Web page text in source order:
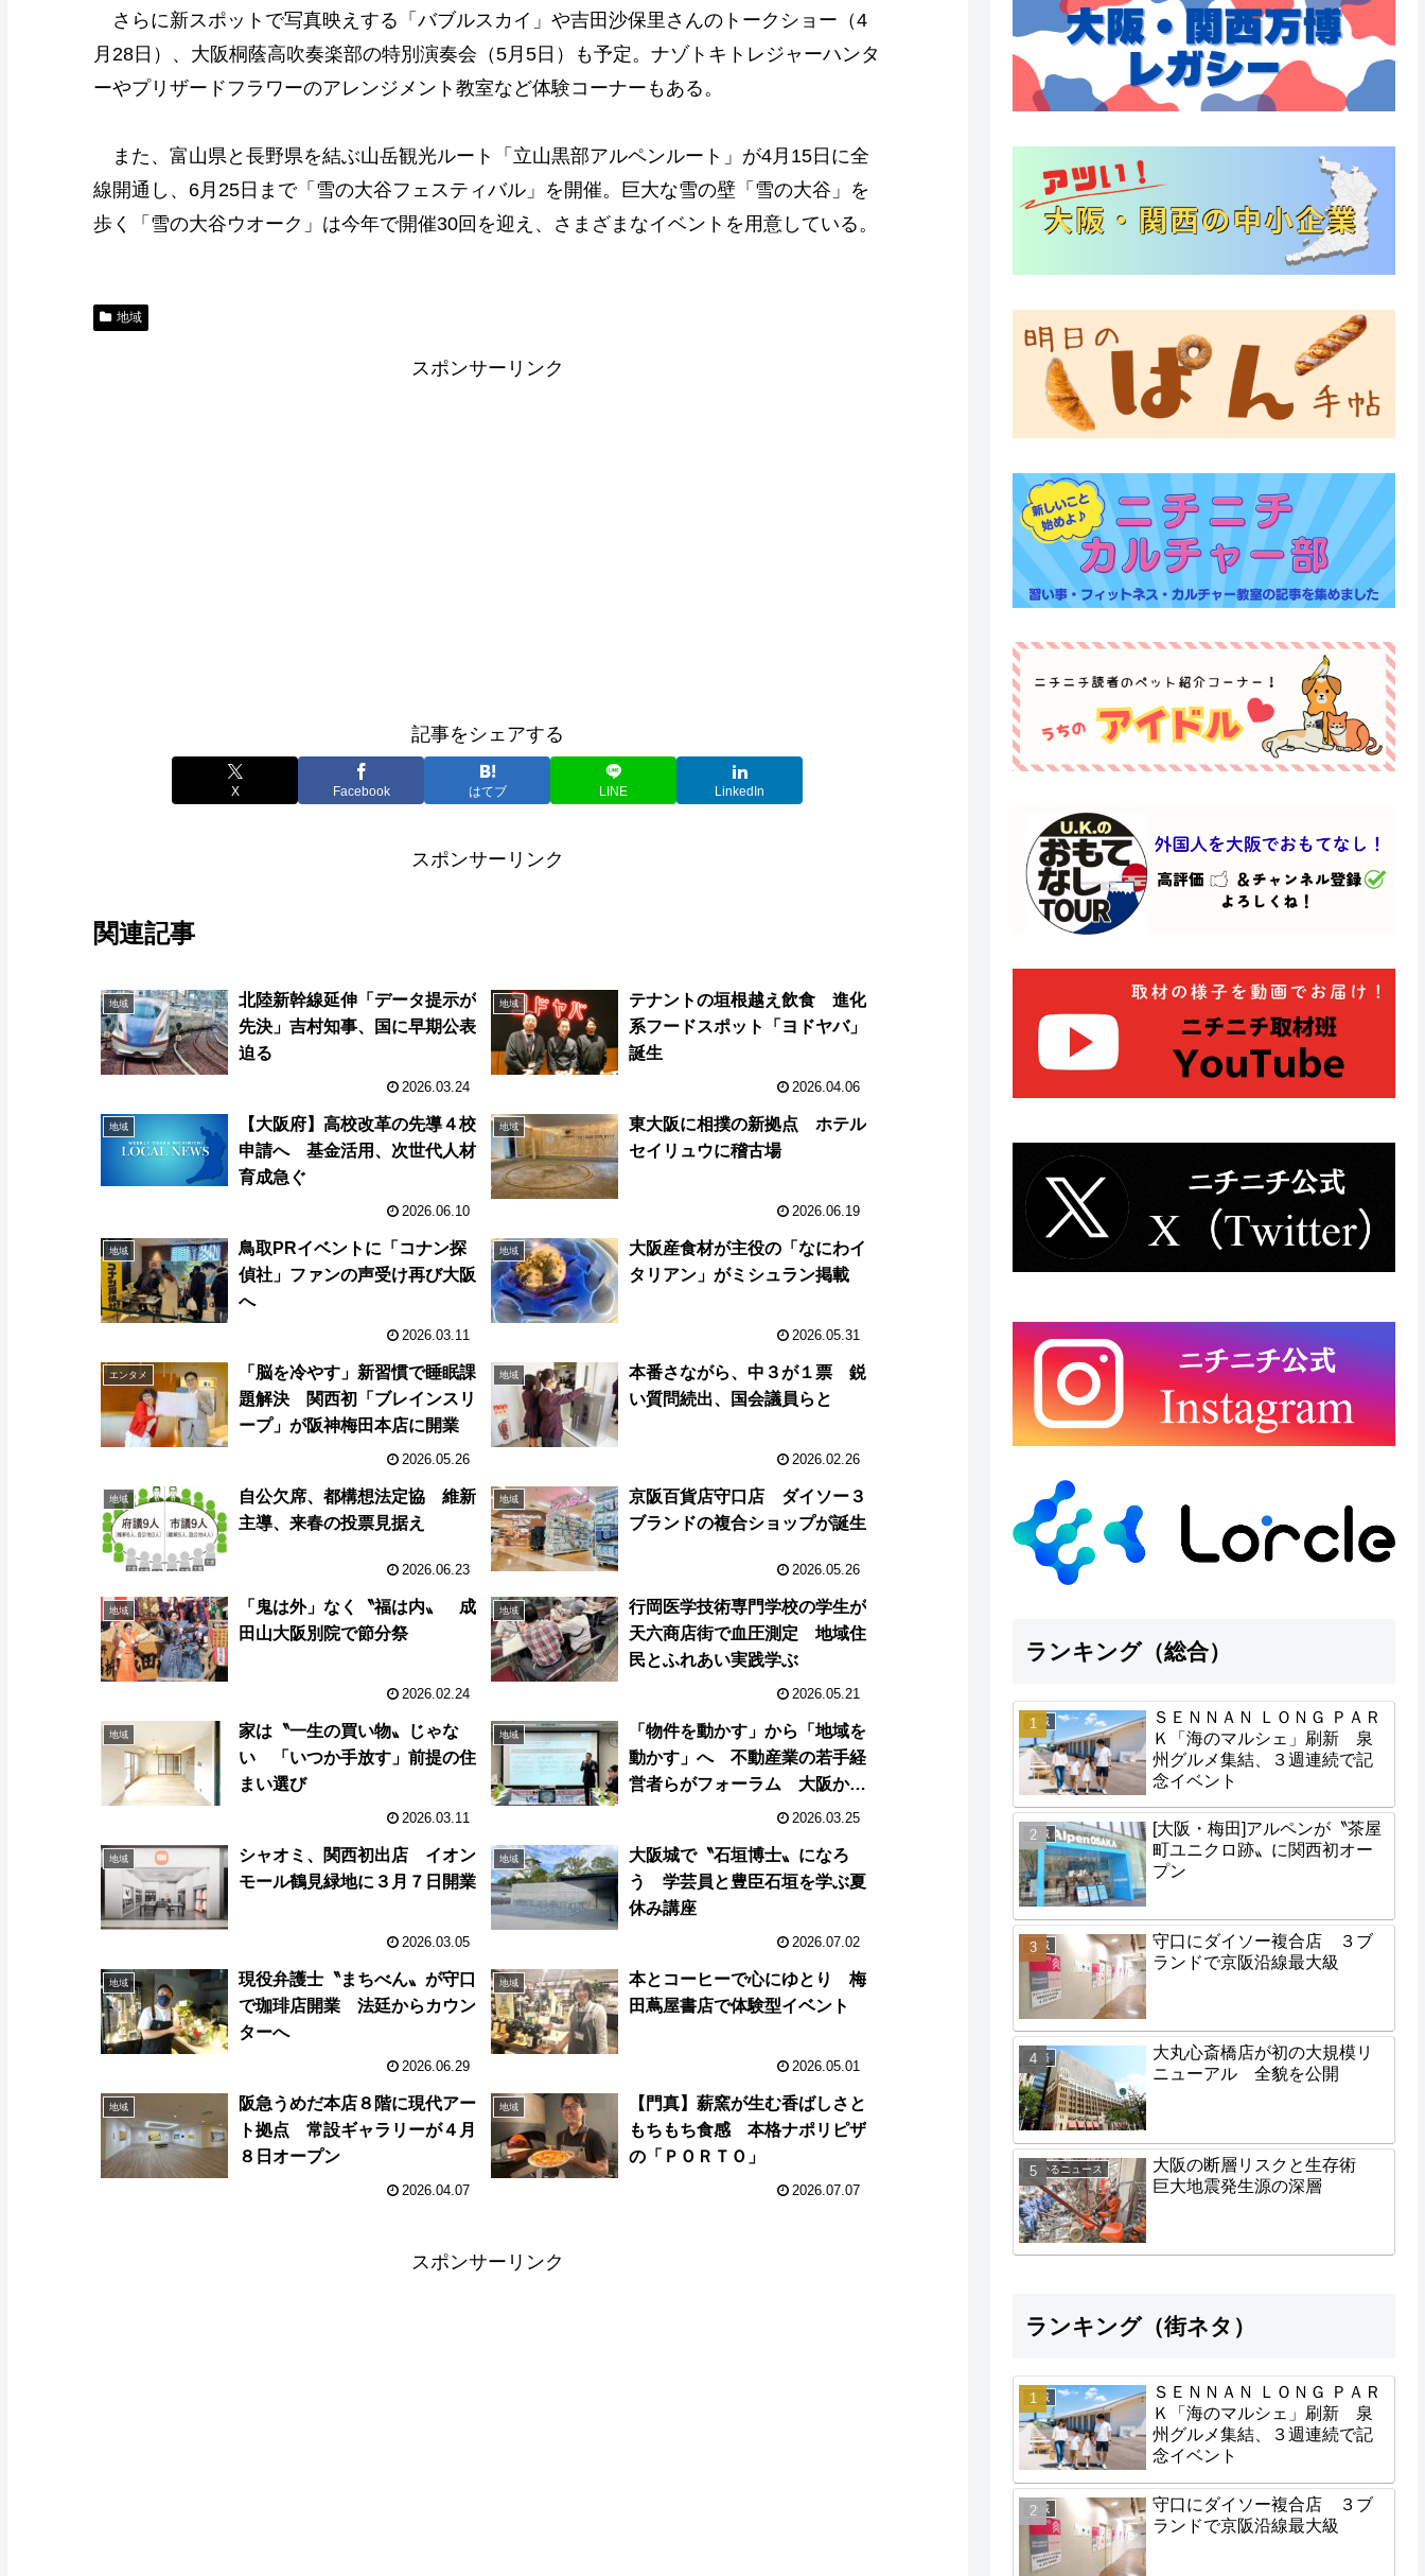
さらに新スポットで写真映えする「バブルスカイ」や吉田沙保里さんのトークショー（4
月28日）、大阪桐蔭高吹奏楽部の特別演奏会（5月5日）も予定。ナゾトキトレジャーハンタ
ーやプリザードフラワーのアレンジメント教室など体験コーナーもある。
また、富山県と長野県を結ぶ山岳観光ルート「立山黒部アルペンルート」が4月15日に全
線開通し、6月25日まで「雪の大谷フェスティバル」を開催。巨大な雪の壁「雪の大谷」を
歩く「雪の大谷ウオーク」は今年で開催30回を迎え、さまざまなイベントを用意している。
地域
スポンサーリンク
記事をシェアする
X Facebook はてブ LINE LinkedIn
スポンサーリンク
関連記事
地域
北陸新幹線延伸「データ提示が
先決」吉村知事、国に早期公表
迫る
2026.03.24
地域
テナントの垣根越え飲食 進化
系フードスポット「ヨドヤバ」
誕生
2026.04.06
地域
【大阪府】高校改革の先導４校
申請へ 基金活用、次世代人材
育成急ぐ
2026.06.10
地域
東大阪に相撲の新拠点 ホテル
セイリュウに稽古場
2026.06.19
地域
鳥取PRイベントに「コナン探
偵社」ファンの声受け再び大阪
へ
2026.03.11
地域
大阪産食材が主役の「なにわイ
タリアン」がミシュラン掲載
2026.05.31
エンタメ
「脳を冷やす」新習慣で睡眠課
題解決 関西初「ブレインスリ
ープ」が阪神梅田本店に開業
2026.05.26
地域
本番さながら、中３が１票 鋭
い質問続出、国会議員らと
2026.02.26
地域
自公欠席、都構想法定協 維新
主導、来春の投票見据え
2026.06.23
地域
京阪百貨店守口店 ダイソー３
ブランドの複合ショップが誕生
2026.05.26
地域
「鬼は外」なく〝福は内〟 成
田山大阪別院で節分祭
2026.02.24
地域
行岡医学技術専門学校の学生が
天六商店街で血圧測定 地域住
民とふれあい実践学ぶ
2026.05.21
地域
家は〝一生の買い物〟じゃな
い 「いつか手放す」前提の住
まい選び
2026.03.11
地域
「物件を動かす」から「地域を
動かす」へ 不動産業の若⼿経
営者らがフォーラム ⼤阪から
2026.03.25
地域
シャオミ、関西初出店 イオン
モール鶴見緑地に３月７日開業
2026.03.05
地域
大阪城で〝石垣博士〟になろ
う 学芸員と豊臣石垣を学ぶ夏
休み講座
2026.07.02
地域
現役弁護士〝まちべん〟が守口
で珈琲店開業 法廷からカウン
ターへ
2026.06.29
地域
本とコーヒーで心にゆとり 梅
田蔦屋書店で体験型イベント
2026.05.01
地域
阪急うめだ本店８階に現代アー
ト拠点 常設ギャラリーが４月
８日オープン
2026.04.07
地域
【門真】薪窯が生む香ばしさと
もちもち食感 本格ナポリピザ
の「ＰＯＲＴＯ」
2026.07.07
スポンサーリンク
ランキング（総合）
地域
ＳＥＮＮＡＮ ＬＯＮＧ ＰＡＲ
Ｋ「海のマルシェ」刷新 泉
州グルメ集結、３週連続で記
念イベント
地域
[大阪・梅田]アルペンが〝茶屋
町ユニクロ跡〟に関西初オー
プン
地域
守口にダイソー複合店 ３ブ
ランドで京阪沿線最大級
経済
大丸心斎橋店が初の大規模リ
ニューアル 全貌を公開
わかるニュース
大阪の断層リスクと生存術
巨大地震発生源の深層
ランキング（街ネタ）
地域
ＳＥＮＮＡＮ ＬＯＮＧ ＰＡＲ
Ｋ「海のマルシェ」刷新 泉
州グルメ集結、３週連続で記
念イベント
地域
守口にダイソー複合店 ３ブ
ランドで京阪沿線最大級